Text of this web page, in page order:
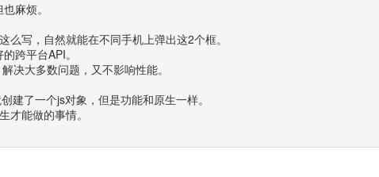
麻烦。
写，自然就能在不同手机上弹出这2个框。
跨平台API。
决大多数问题，又不影响性能。
建了一个js对象，但是功能和原生一样。
才能做的事情。